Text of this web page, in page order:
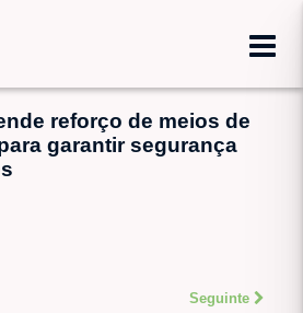
reforço de meios de
garantir segurança
Seguinte